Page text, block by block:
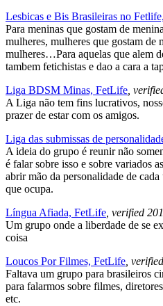
Lesbicas e Bis Brasileiras no
Para meninas que gostam de
mulheres, mulheres que gostam de
mulheres…Para aquelas que alem
tambem fetichistas e dao a cara a
Liga BDSM Minas, FetLife ,
A Liga não tem fins lucrativos,
prazer de estar com os amigos.
Liga das submissas de
A ideia do grupo é reunir não
é falar sobre isso e sobre variados
abrir mão da personalidade de
que ocupa.
Língua Afiada, FetLife , verified
Um grupo onde a liberdade de se
coisa
Loucos Por Filmes, FetLife ,
Faltava um grupo para brasileiros
para falarmos sobre filmes,
etc.